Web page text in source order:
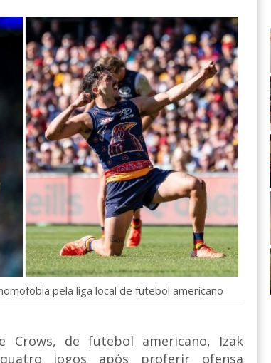
pela liga local de futebol americano
Crows, de futebol americano, Izak
jogos após proferir ofensa